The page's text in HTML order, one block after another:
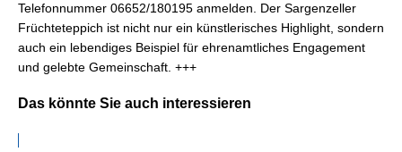
Telefonnummer 06652/180195 anmelden. Der Sargenzeller
Früchteteppich ist nicht nur ein künstlerisches Highlight, sondern
auch ein lebendiges Beispiel für ehrenamtliches Engagement
und gelebte Gemeinschaft. +++
Das könnte Sie auch interessieren